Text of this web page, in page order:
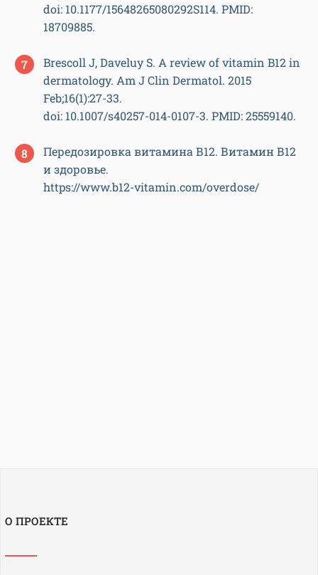
doi: 10.1177/15648265080292S114. PMID:
18709885.
Brescoll J, Daveluy S. A review of vitamin B12 in
dermatology. Am J Clin Dermatol. 2015
Feb;16(1):27-33.
doi: 10.1007/s40257-014-0107-3. PMID: 25559140.
Передозировка витамина В12. Витамин В12
и здоровье.
https://www.b12-vitamin.com/overdose/
О ПРОЕКТЕ